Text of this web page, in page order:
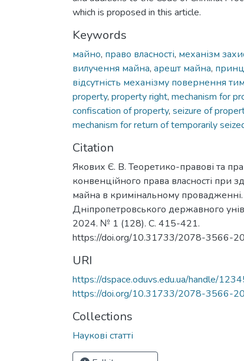
which is proposed in this article.
Keywords
майно, право власності, механізм
вилучення майна, арешт майна,
відсутність механізму повернення
property, property right, mechanism for
confiscation of property, seizure of
mechanism for return of temporarily
Citation
Якових Є. В. Теоретико-правові та
конвенційного права власності при
майна в кримінальному
Дніпропетровського державного
2024. № 1 (128). С. 415-421.
https://doi.org/10.31733/2078-3566-
URI
https://dspace.oduvs.edu.ua/handle/
https://doi.org/10.31733/2078-3566-
Collections
Наукові статті